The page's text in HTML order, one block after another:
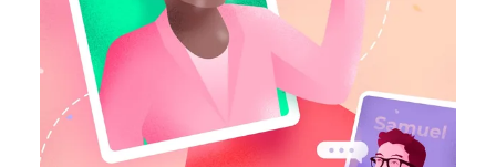
Pour que les activités soient une réussite